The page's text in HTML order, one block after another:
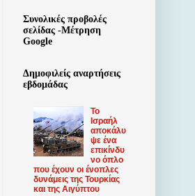
Συνολικές προβολές
σελίδας -Μέτρηση
Google
Δημοφιλείς αναρτήσεις
εβδομάδας
Το
Ισραήλ
αποκάλυ
ψε ένα
επικίνδυ
νο όπλο
που έχουν οι ένοπλες
δυνάμεις της Τουρκίας
και της Αιγύπτου